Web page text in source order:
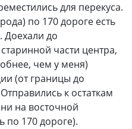
для перекуса.
по 170 дороге есть
Доехали до
части центра,
чем у меня)
(от границы до
к остаткам
на восточной
по 170 дороге).